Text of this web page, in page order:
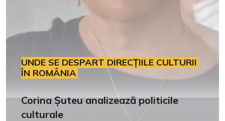
UNDE SE DESPART DIRECȚIILE CULTURII
ÎN ROMÂNIA
Corina Șuteu analizează politicile
culturale